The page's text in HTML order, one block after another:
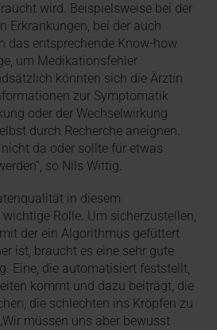
wird. Beispielsweise bei der
Erkrankungen, bei der auch
das entsprechende Know-how
um Medikationsfehler
könnten sich die Ärztin
zur Symptomatik
oder der Wechselwirkung
durch Recherche aneignen.
da oder sollte für etwas
so Nils Wittig.
in diesem
Rolle. Um sicherzustellen,
der ein Algorithmus gefüttert
ist, braucht es eine sehr gute
Eine, die automatisiert feststellt,
kommt und dazu beiträgt, die
die schlechten ins Kröpfen zu
müssen uns aber bewusst